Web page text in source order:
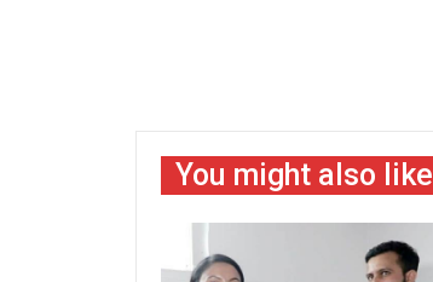
You might also like